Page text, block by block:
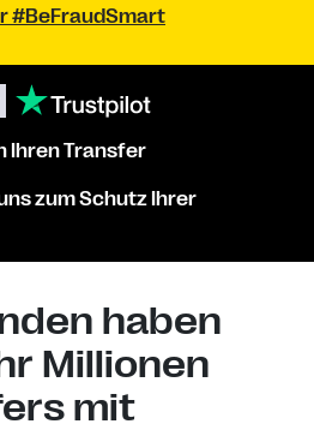
#BeFraudSmart
Ihren Transfer
zum Schutz Ihrer
haben
Millionen
mit